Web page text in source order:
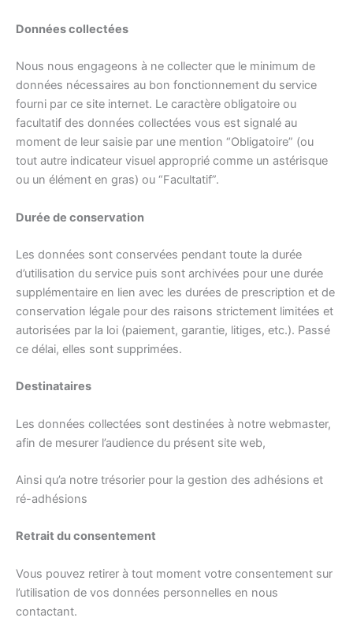
Données collectées
Nous nous engageons à ne collecter que le minimum de
données nécessaires au bon fonctionnement du service
fourni par ce site internet. Le caractère obligatoire ou
facultatif des données collectées vous est signalé au
moment de leur saisie par une mention “Obligatoire” (ou
tout autre indicateur visuel approprié comme un astérisque
ou un élément en gras) ou “Facultatif”.
Durée de conservation
Les données sont conservées pendant toute la durée
d’utilisation du service puis sont archivées pour une durée
supplémentaire en lien avec les durées de prescription et de
conservation légale pour des raisons strictement limitées et
autorisées par la loi (paiement, garantie, litiges, etc.). Passé
ce délai, elles sont supprimées.
Destinataires
Les données collectées sont destinées à notre webmaster,
afin de mesurer l’audience du présent site web,
Ainsi qu’a notre trésorier pour la gestion des adhésions et
ré-adhésions
Retrait du consentement
Vous pouvez retirer à tout moment votre consentement sur
l’utilisation de vos données personnelles en nous
contactant.